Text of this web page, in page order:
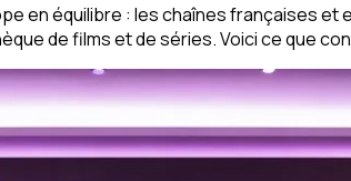
en équilibre : les chaînes françaises
de films et de séries. Voici ce que